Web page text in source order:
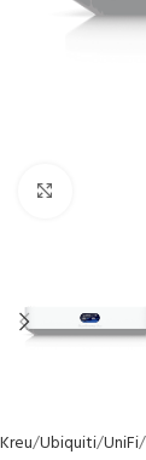
Kreu Ubiquiti UniFi